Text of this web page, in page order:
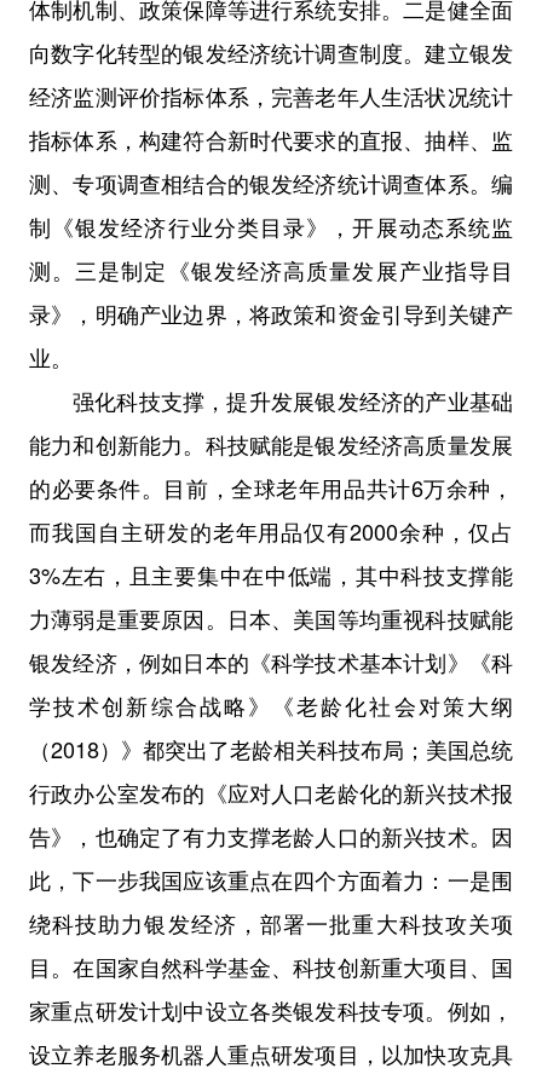
体制机制、政策保障等进行系统安排。二是健全面
向数字化转型的银发经济统计调查制度。建立银发
经济监测评价指标体系，完善老年人生活状况统计
指标体系，构建符合新时代要求的直报、抽样、监
测、专项调查相结合的银发经济统计调查体系。编
制《银发经济行业分类目录》，开展动态系统监
测。三是制定《银发经济高质量发展产业指导目
录》，明确产业边界，将政策和资金引导到关键产
业。
强化科技支撑，提升发展银发经济的产业基础
能力和创新能力。科技赋能是银发经济高质量发展
的必要条件。目前，全球老年用品共计6万余种，
而我国自主研发的老年用品仅有2000余种，仅占
3%左右，且主要集中在中低端，其中科技支撑能
力薄弱是重要原因。日本、美国等均重视科技赋能
银发经济，例如日本的《科学技术基本计划》《科
学技术创新综合战略》《老龄化社会对策大纲
（2018）》都突出了老龄相关科技布局；美国总统
行政办公室发布的《应对人口老龄化的新兴技术报
告》，也确定了有力支撑老龄人口的新兴技术。因
此，下一步我国应该重点在四个方面着力：一是围
绕科技助力银发经济，部署一批重大科技攻关项
目。在国家自然科学基金、科技创新重大项目、国
家重点研发计划中设立各类银发科技专项。例如，
设立养老服务机器人重点研发项目，以加快攻克具